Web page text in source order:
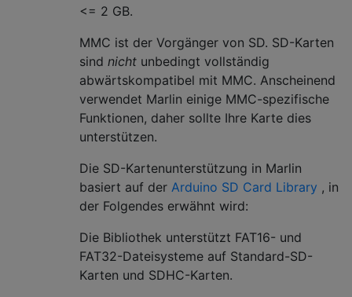
<= 2 GB.
MMC ist der Vorgänger von SD. SD-Karten
sind nicht unbedingt vollständig
abwärtskompatibel mit MMC. Anscheinend
verwendet Marlin einige MMC-spezifische
Funktionen, daher sollte Ihre Karte dies
unterstützen.
Die SD-Kartenunterstützung in Marlin
basiert auf der Arduino SD Card Library , in
der Folgendes erwähnt wird:
Die Bibliothek unterstützt FAT16- und
FAT32-Dateisysteme auf Standard-SD-
Karten und SDHC-Karten.